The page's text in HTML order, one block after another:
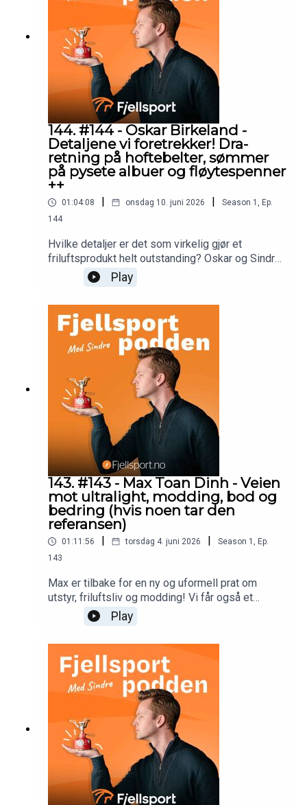
144. #144 - Oskar Birkeland -
Detaljene vi foretrekker! Dra-
retning på hoftebelter, sømmer
på pysete albuer og fløytespenner
++
01:04:08 onsdag 10. juni 2026 Season 1 , Ep.
144
Hvilke detaljer er det som virkelig gjør et
friluftsprodukt helt outstanding? Oskar og Sindre
går gjennom sine høyst subjektive preferanser
details schimtails på sekker, klær og annet utstyr!
Play
143. #143 - Max Toan Dinh - Veien
mot ultralight, modding, bod og
bedring (hvis noen tar den
referansen)
01:11:56 torsdag 4. juni 2026 Season 1 , Ep.
143
Max er tilbake for en ny og uformell prat om
utstyr, friluftsliv og modding! Vi får også et
gjenhør med den sagnomsuste spalten "fortell
meg om boden". Sindre har fått sommerferie fra 3.
juni. God stemning.
Play